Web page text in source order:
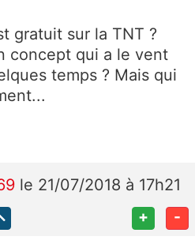
gratuit sur la TNT ?
concept qui a le vent
temps ? Mais qui
le 21/07/2018 à 17h21
+ -